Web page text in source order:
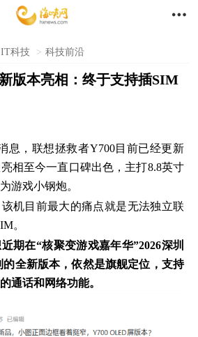

IT科技 > 科技前沿
版本亮相：终于支持插SIM
息，联想拯救者Y700目前已经更新
相至今一直口碑出色，主打8.8英寸
游戏小钢炮。
机目前最大的痛点就是无法独立联
。
期在“核聚变游戏嘉年华”2026深圳
的全新版本，依然是旗舰定位，支持
通话和网络功能。